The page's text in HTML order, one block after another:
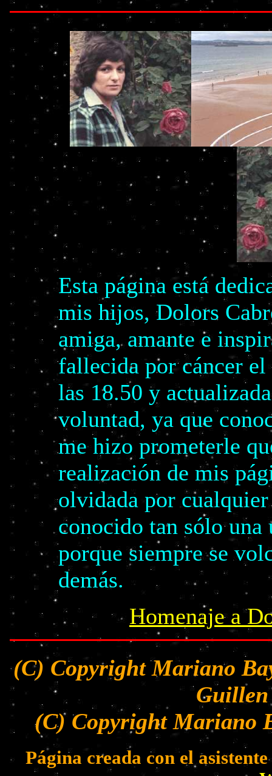
Esta página está
mis hijos, Dolors
amiga, amante e
fallecida por cáncer
las 18.50 y
voluntad, ya que
me hizo prometerle
realización de mis
olvidada por
conocido tan sólo
porque siempre se
demás.
Homenaje a
(C) Copyright Mariano
Guillen
(C) Copyright Mariano
Página creada con el